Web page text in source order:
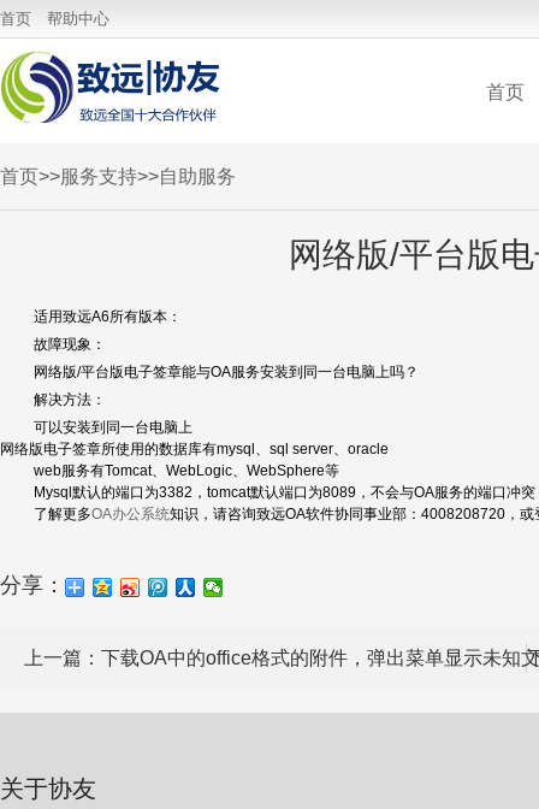
首页 帮助中心
首页
云应用中心
首页>>服务支持>>自助服务
网络版/平台版
适用致远A6所有版本：
故障现象：
网络版/平台版电子签章能与OA服务安装到同一台电脑上吗？
解决方法：
可以安装到同一台电脑上
网络版电子签章所使用的数据库有mysql、sql server、oracle
web服务有Tomcat、WebLogic、WebSphere等
Mysql默认的端口为3382，tomcat默认端口为8089，不会与OA服务的端口冲突
了解更多OA办公系统知识，请咨询致远OA软件协同事业部：4008208720，或
分享：
上一篇： 下载OA中的office格式的附件，弹出菜单显示未知
关于协友